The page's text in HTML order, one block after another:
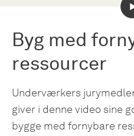
Byg med
ressourcer
Underværkers
giver i denne video sine
bygge med fornybare